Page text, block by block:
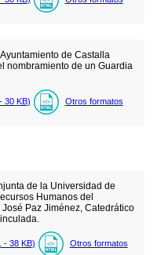
de Castalla
nombramiento de un Guardia
- 30 KB) Otros formatos
de la Universidad de
Humanos del
Paz Jiménez, Catedrático
- 38 KB) Otros formatos